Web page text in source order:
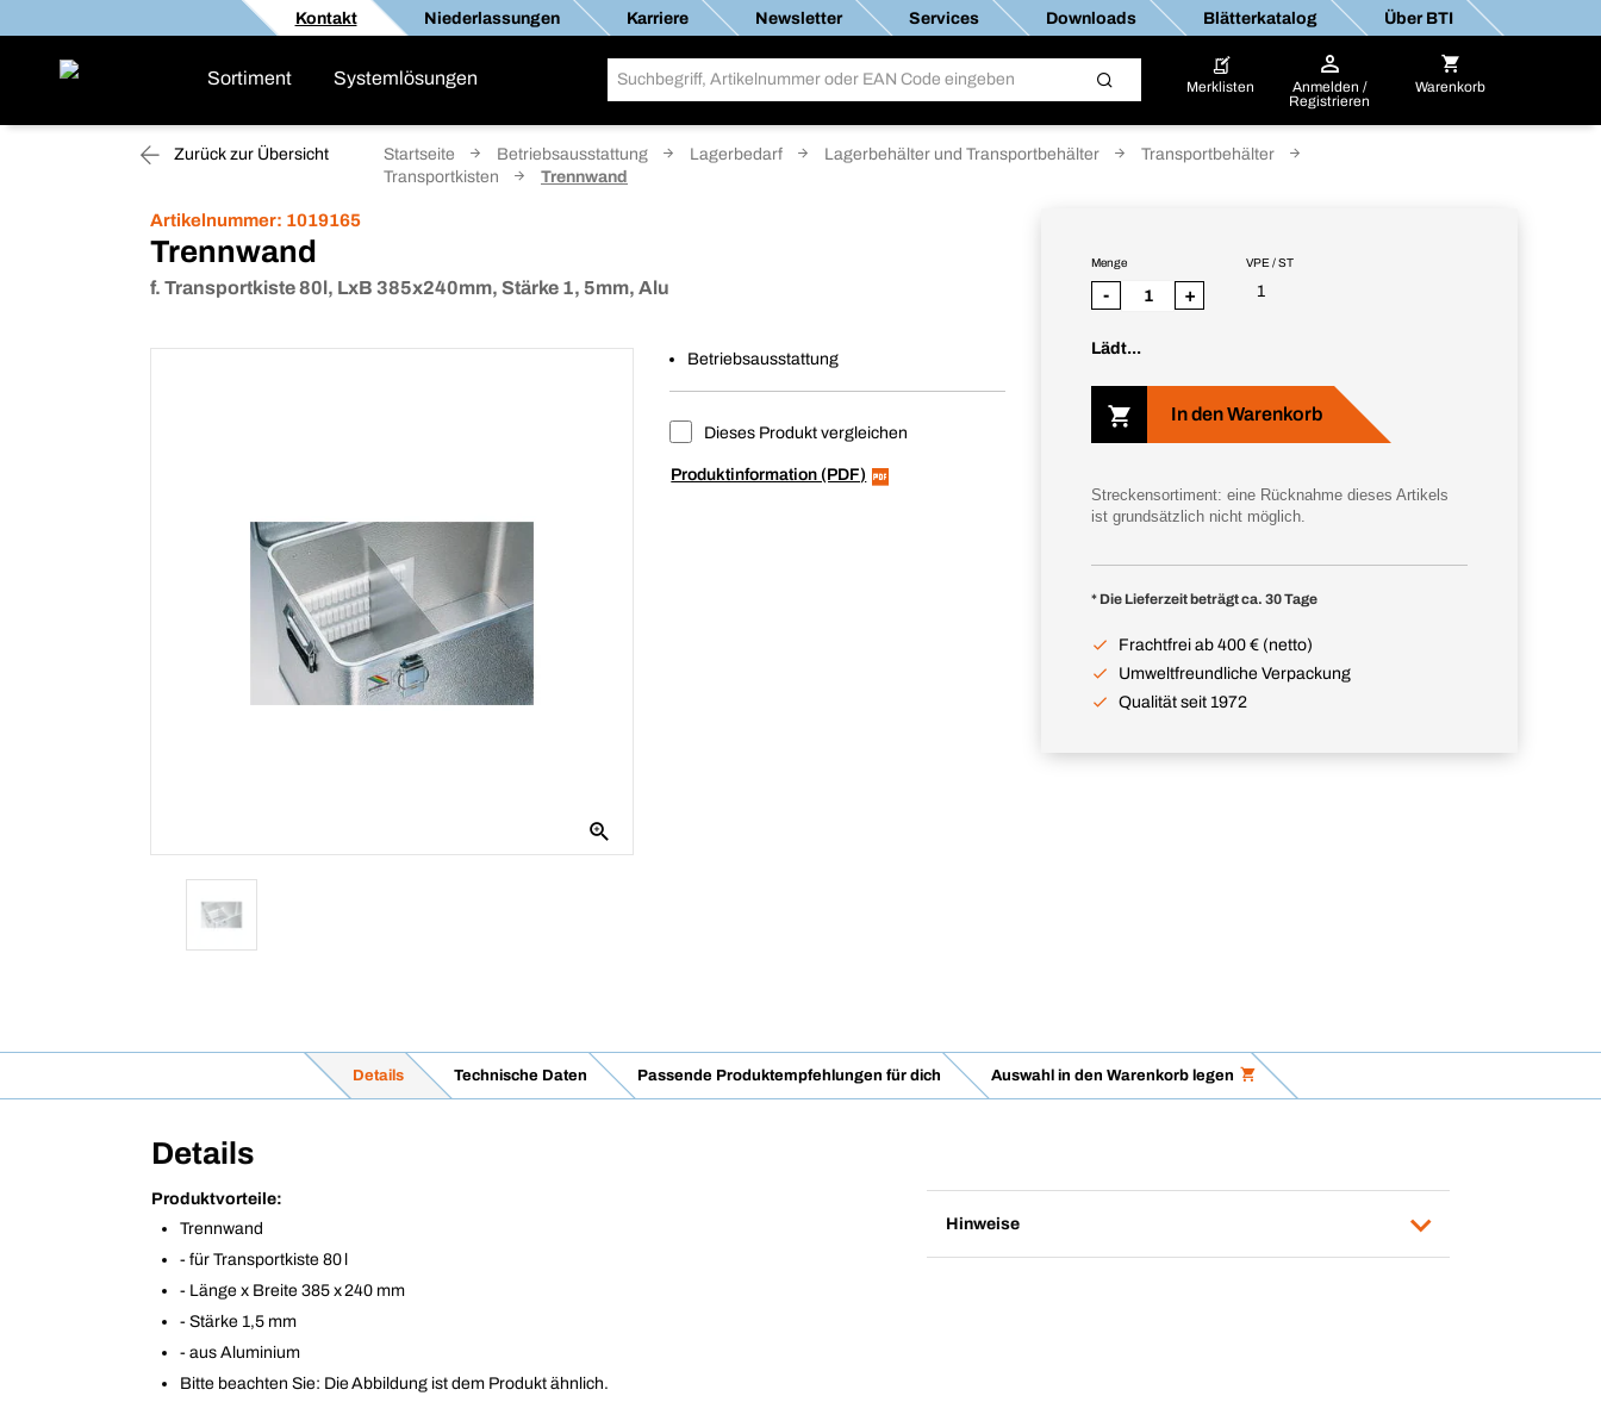
Kontakt Niederlassungen Karriere Newsletter Services Downloads Blätterkatalog Über BTI
Sortiment Systemlösungen Merklisten
Anmelden /
Registrieren
Warenkorb
Zurück zur Übersicht Startseite Betriebsausstattung Lagerbedarf Lagerbehälter und Transportbehälter
Transportbehälter
Transportkisten
Trennwand
Artikelnummer: 1019165
Trennwand
f. Transportkiste 80l, LxB 385x240mm, Stärke 1, 5mm, Alu
Betriebsausstattung
Dieses Produkt vergleichen
Produktinformation (PDF)
VPE / ST
1
Menge
- +
Lädt...
In den Warenkorb
Streckensortiment: eine Rücknahme dieses Artikels
ist grundsätzlich nicht möglich.
* Die Lieferzeit beträgt ca. 30 Tage
Frachtfrei ab 400 € (netto)
Umweltfreundliche Verpackung
Qualität seit 1972
Details Technische Daten Passende Produktempfehlungen für dich Auswahl in den Warenkorb legen
Details
Produktvorteile:
Trennwand
- für Transportkiste 80 l
- Länge x Breite 385 x 240 mm
- Stärke 1,5 mm
- aus Aluminium
Bitte beachten Sie: Die Abbildung ist dem Produkt ähnlich.
Hinweise